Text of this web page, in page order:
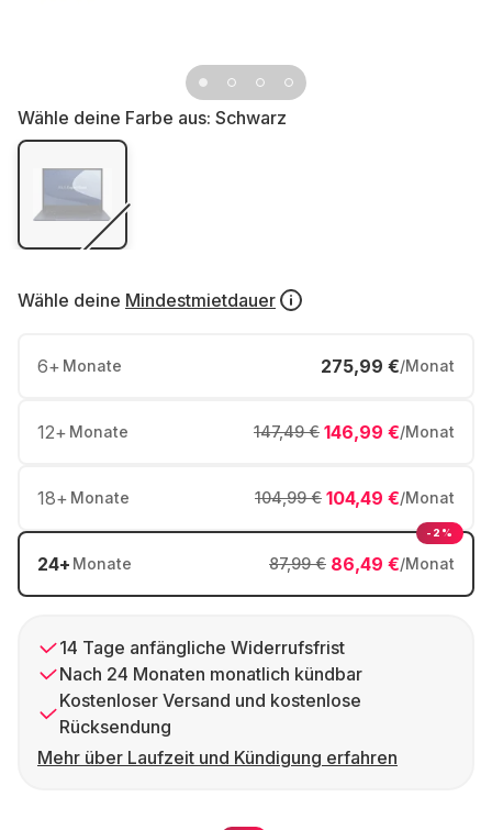
Wähle deine Farbe aus: Schwarz
Wähle deine Mindestmietdauer
6+ Monate 275,99 €/Monat
12+ Monate 146,99 €/Monat
147,49 €
18+ Monate 104,49 €/Monat
104,99 €
24+ Monate 86,49 €/Monat
87,99 €
-2%
14 Tage anfängliche Widerrufsfrist
Nach 24 Monaten monatlich kündbar
Kostenloser Versand und kostenlose
Rücksendung
Mehr über Laufzeit und Kündigung erfahren